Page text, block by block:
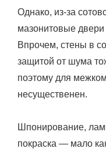
Однако, из-за
мазонитовые
Впрочем, стены в
защитой от шума
поэтому для
несущественен.
Шпонирование,
покраска — мало